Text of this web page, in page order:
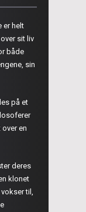
er helt
sit liv
både
sin
på et
en
deres
klonet
til,